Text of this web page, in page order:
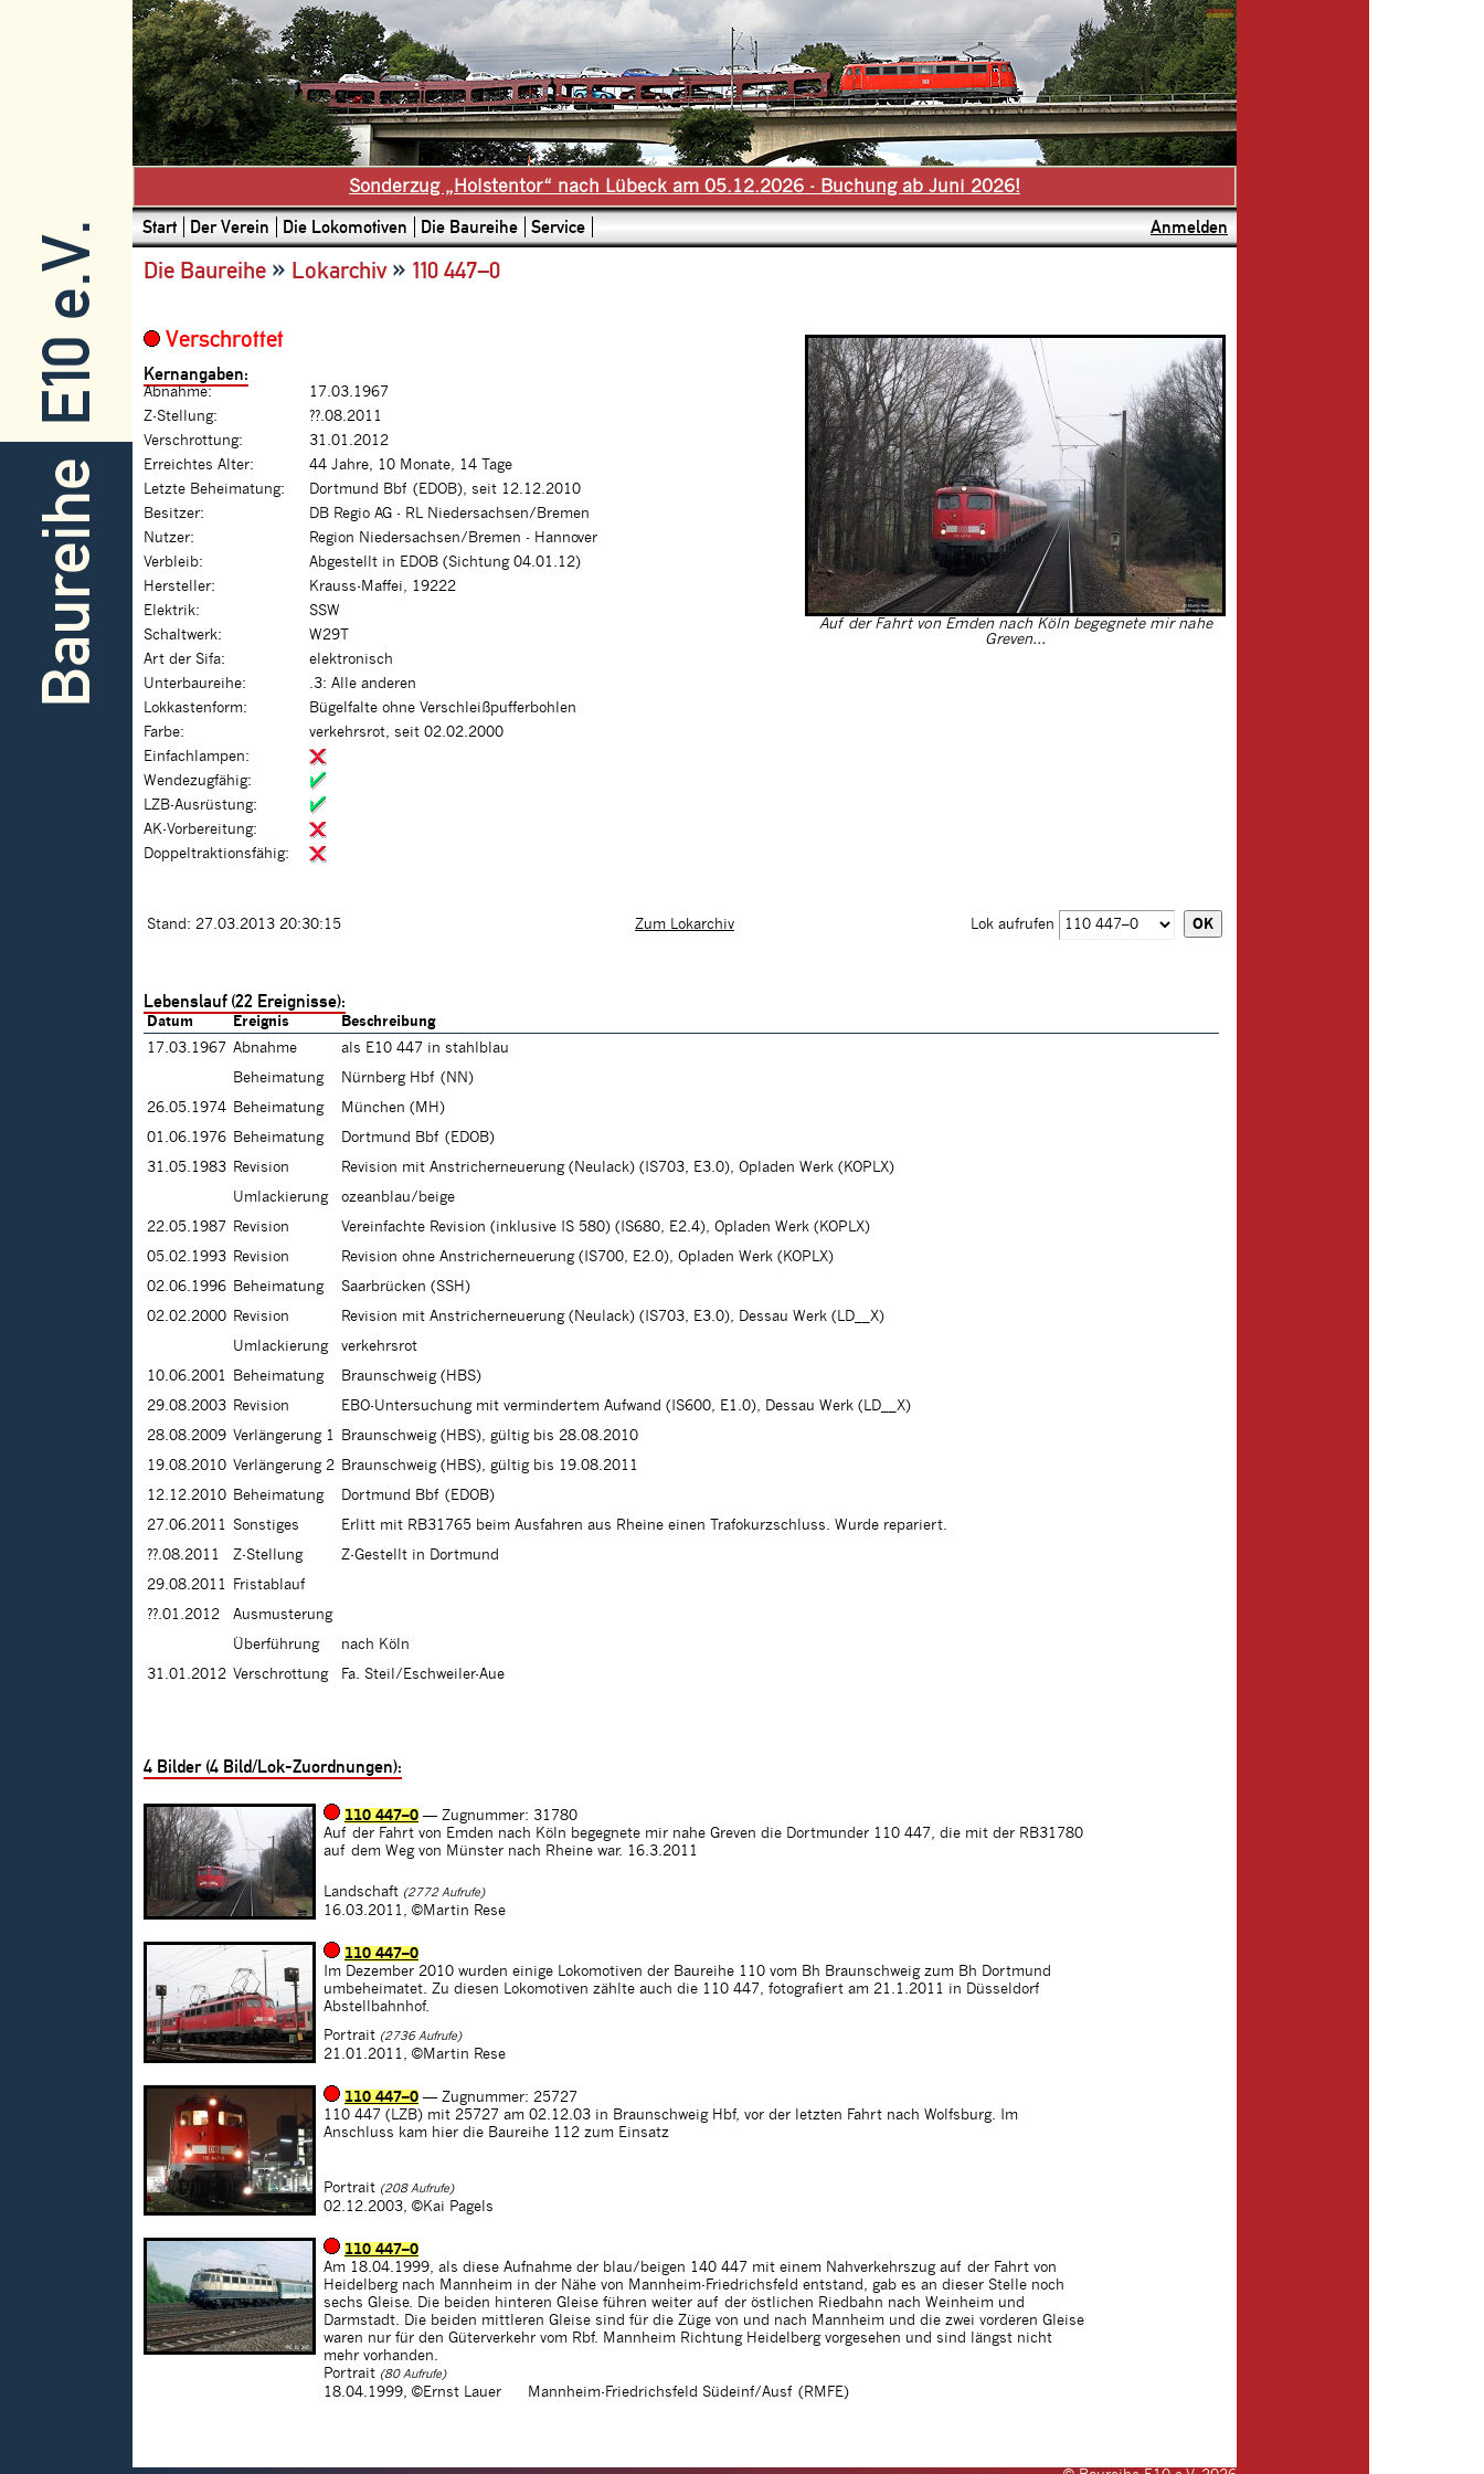
E10 e.V.
Baureihe
Sonderzug „Holstentor“ nach Lübeck am 05.12.2026 - Buchung ab Juni 2026!
Start Der Verein Die Lokomotiven Die Baureihe Service Anmelden
Die Baureihe » Lokarchiv» 110 447–0
Auf der Fahrt von Emden nach Köln begegnete mir nahe
Greven...
Verschrottet
Kernangaben:
Abnahme:
17.03.1967
Z-Stellung:
??.08.2011
Verschrottung:
31.01.2012
Erreichtes Alter:
44 Jahre, 10 Monate, 14 Tage
Letzte Beheimatung:
Dortmund Bbf (EDOB), seit 12.12.2010
Besitzer:
DB Regio AG - RL Niedersachsen/Bremen
Nutzer:
Region Niedersachsen/Bremen - Hannover
Verbleib:
Abgestellt in EDOB (Sichtung 04.01.12)
Hersteller:
Krauss-Maffei, 19222
Elektrik:
SSW
Schaltwerk:
W29T
Art der Sifa:
elektronisch
Unterbaureihe:
.3: Alle anderen
Lokkastenform:
Bügelfalte ohne Verschleißpufferbohlen
Farbe:
verkehrsrot, seit 02.02.2000
Einfachlampen:
Wendezugfähig:
LZB-Ausrüstung:
AK-Vorbereitung:
Doppeltraktionsfähig:
Stand: 27.03.2013 20:30:15 Zum Lokarchiv Lok aufrufen
Lebenslauf (22 Ereignisse):
Datum Ereignis
Beschreibung
17.03.1967 Abnahme
als E10 447 in stahlblau
Beheimatung
Nürnberg Hbf (NN)
26.05.1974 Beheimatung
München (MH)
01.06.1976 Beheimatung
Dortmund Bbf (EDOB)
31.05.1983 Revision
Revision mit Anstricherneuerung (Neulack) (IS703, E3.0), Opladen Werk (KOPLX)
Umlackierung
ozeanblau/beige
22.05.1987
Revision
Vereinfachte Revision (inklusive IS 580) (IS680, E2.4), Opladen Werk (KOPLX)
05.02.1993 Revision
Revision ohne Anstricherneuerung (IS700, E2.0), Opladen Werk (KOPLX)
02.06.1996 Beheimatung
Saarbrücken (SSH)
02.02.2000 Revision
Revision mit Anstricherneuerung (Neulack) (IS703, E3.0), Dessau Werk (LD__X)
Umlackierung
verkehrsrot
10.06.2001
Beheimatung
Braunschweig (HBS)
29.08.2003 Revision
EBO-Untersuchung mit vermindertem Aufwand (IS600, E1.0), Dessau Werk (LD__X)
28.08.2009 Verlängerung 1
Braunschweig (HBS), gültig bis 28.08.2010
19.08.2010 Verlängerung 2 Braunschweig (HBS), gültig bis 19.08.2011
12.12.2010 Beheimatung
Dortmund Bbf (EDOB)
27.06.2011 Sonstiges
Erlitt mit RB31765 beim Ausfahren aus Rheine einen Trafokurzschluss. Wurde repariert.
??.08.2011
Z-Stellung
Z-Gestellt in Dortmund
29.08.2011
Fristablauf
??.01.2012
Ausmusterung
Überführung
nach Köln
31.01.2012 Verschrottung Fa. Steil/Eschweiler-Aue
4 Bilder (4 Bild/Lok-Zuordnungen):
110 447–0 — Zugnummer: 31780
Auf der Fahrt von Emden nach Köln begegnete mir nahe Greven die Dortmunder 110 447, die mit der RB31780
auf dem Weg von Münster nach Rheine war. 16.3.2011
Landschaft (2772 Aufrufe)
16.03.2011, ©Martin Rese
110 447–0
Im Dezember 2010 wurden einige Lokomotiven der Baureihe 110 vom Bh Braunschweig zum Bh Dortmund
umbeheimatet. Zu diesen Lokomotiven zählte auch die 110 447, fotografiert am 21.1.2011 in Düsseldorf
Abstellbahnhof.
Portrait (2736 Aufrufe)
21.01.2011, ©Martin Rese
110 447–0 — Zugnummer: 25727
110 447 (LZB) mit 25727 am 02.12.03 in Braunschweig Hbf, vor der letzten Fahrt nach Wolfsburg. Im
Anschluss kam hier die Baureihe 112 zum Einsatz
Portrait (208 Aufrufe)
02.12.2003, ©Kai Pagels
110 447–0
Am 18.04.1999, als diese Aufnahme der blau/beigen 140 447 mit einem Nahverkehrszug auf der Fahrt von
Heidelberg nach Mannheim in der Nähe von Mannheim-Friedrichsfeld entstand, gab es an dieser Stelle noch
sechs Gleise. Die beiden hinteren Gleise führen weiter auf der östlichen Riedbahn nach Weinheim und
Darmstadt. Die beiden mittleren Gleise sind für die Züge von und nach Mannheim und die zwei vorderen Gleise
waren nur für den Güterverkehr vom Rbf. Mannheim Richtung Heidelberg vorgesehen und sind längst nicht
mehr vorhanden.
Portrait (80 Aufrufe)
18.04.1999, ©Ernst Lauer Mannheim-Friedrichsfeld Südeinf/Ausf (RMFE)